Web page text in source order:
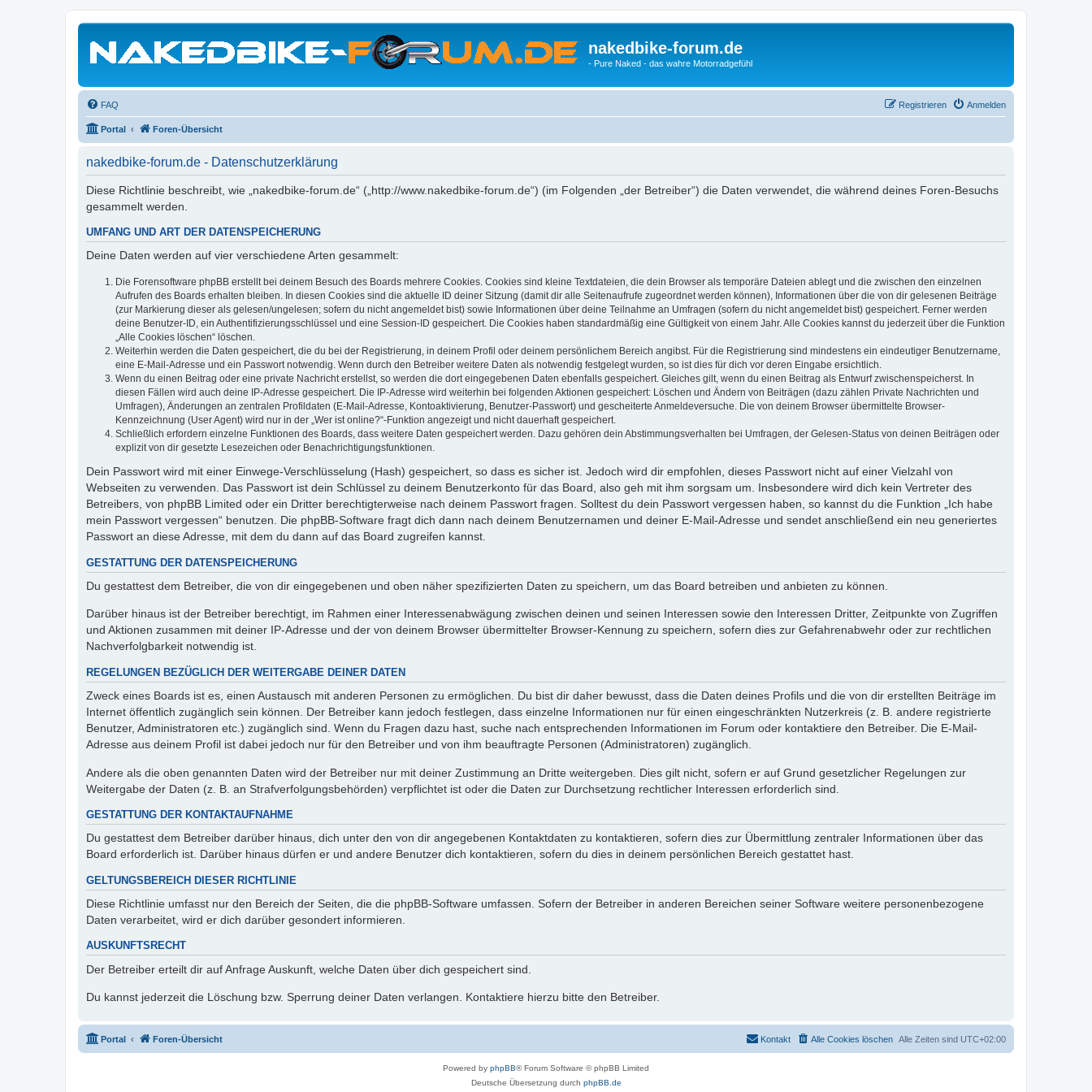
nakedbike-forum.de
- Pure Naked - das wahre Motorradgefühl
FAQ Anmelden
Registrieren
Portal Foren-Übersicht
nakedbike-forum.de - Datenschutzerklärung
Diese Richtlinie beschreibt, wie „nakedbike-forum.de“ („http://www.nakedbike-forum.de“) (im Folgenden „der Betreiber“) die Daten verwendet, die während deines Foren-Besuchs
gesammelt werden.
UMFANG UND ART DER DATENSPEICHERUNG
Deine Daten werden auf vier verschiedene Arten gesammelt:
Die Forensoftware phpBB erstellt bei deinem Besuch des Boards mehrere Cookies. Cookies sind kleine Textdateien, die dein Browser als temporäre Dateien ablegt und die zwischen den einzelnen
Aufrufen des Boards erhalten bleiben. In diesen Cookies sind die aktuelle ID deiner Sitzung (damit dir alle Seitenaufrufe zugeordnet werden können), Informationen über die von dir gelesenen Beiträge
(zur Markierung dieser als gelesen/ungelesen; sofern du nicht angemeldet bist) sowie Informationen über deine Teilnahme an Umfragen (sofern du nicht angemeldet bist) gespeichert. Ferner werden
deine Benutzer-ID, ein Authentifizierungsschlüssel und eine Session-ID gespeichert. Die Cookies haben standardmäßig eine Gültigkeit von einem Jahr. Alle Cookies kannst du jederzeit über die Funktion
„Alle Cookies löschen“ löschen.
Weiterhin werden die Daten gespeichert, die du bei der Registrierung, in deinem Profil oder deinem persönlichem Bereich angibst. Für die Registrierung sind mindestens ein eindeutiger Benutzername,
eine E-Mail-Adresse und ein Passwort notwendig. Wenn durch den Betreiber weitere Daten als notwendig festgelegt wurden, so ist dies für dich vor deren Eingabe ersichtlich.
Wenn du einen Beitrag oder eine private Nachricht erstellst, so werden die dort eingegebenen Daten ebenfalls gespeichert. Gleiches gilt, wenn du einen Beitrag als Entwurf zwischenspeicherst. In
diesen Fällen wird auch deine IP-Adresse gespeichert. Die IP-Adresse wird weiterhin bei folgenden Aktionen gespeichert: Löschen und Ändern von Beiträgen (dazu zählen Private Nachrichten und
Umfragen), Änderungen an zentralen Profildaten (E-Mail-Adresse, Kontoaktivierung, Benutzer-Passwort) und gescheiterte Anmeldeversuche. Die von deinem Browser übermittelte Browser-
Kennzeichnung (User Agent) wird nur in der „Wer ist online?“-Funktion angezeigt und nicht dauerhaft gespeichert.
Schließlich erfordern einzelne Funktionen des Boards, dass weitere Daten gespeichert werden. Dazu gehören dein Abstimmungsverhalten bei Umfragen, der Gelesen-Status von deinen Beiträgen oder
explizit von dir gesetzte Lesezeichen oder Benachrichtigungsfunktionen.
Dein Passwort wird mit einer Einwege-Verschlüsselung (Hash) gespeichert, so dass es sicher ist. Jedoch wird dir empfohlen, dieses Passwort nicht auf einer Vielzahl von
Webseiten zu verwenden. Das Passwort ist dein Schlüssel zu deinem Benutzerkonto für das Board, also geh mit ihm sorgsam um. Insbesondere wird dich kein Vertreter des
Betreibers, von phpBB Limited oder ein Dritter berechtigterweise nach deinem Passwort fragen. Solltest du dein Passwort vergessen haben, so kannst du die Funktion „Ich habe
mein Passwort vergessen“ benutzen. Die phpBB-Software fragt dich dann nach deinem Benutzernamen und deiner E-Mail-Adresse und sendet anschließend ein neu generiertes
Passwort an diese Adresse, mit dem du dann auf das Board zugreifen kannst.
GESTATTUNG DER DATENSPEICHERUNG
Du gestattest dem Betreiber, die von dir eingegebenen und oben näher spezifizierten Daten zu speichern, um das Board betreiben und anbieten zu können.
Darüber hinaus ist der Betreiber berechtigt, im Rahmen einer Interessenabwägung zwischen deinen und seinen Interessen sowie den Interessen Dritter, Zeitpunkte von Zugriffen
und Aktionen zusammen mit deiner IP-Adresse und der von deinem Browser übermittelter Browser-Kennung zu speichern, sofern dies zur Gefahrenabwehr oder zur rechtlichen
Nachverfolgbarkeit notwendig ist.
REGELUNGEN BEZÜGLICH DER WEITERGABE DEINER DATEN
Zweck eines Boards ist es, einen Austausch mit anderen Personen zu ermöglichen. Du bist dir daher bewusst, dass die Daten deines Profils und die von dir erstellten Beiträge im
Internet öffentlich zugänglich sein können. Der Betreiber kann jedoch festlegen, dass einzelne Informationen nur für einen eingeschränkten Nutzerkreis (z. B. andere registrierte
Benutzer, Administratoren etc.) zugänglich sind. Wenn du Fragen dazu hast, suche nach entsprechenden Informationen im Forum oder kontaktiere den Betreiber. Die E-Mail-
Adresse aus deinem Profil ist dabei jedoch nur für den Betreiber und von ihm beauftragte Personen (Administratoren) zugänglich.
Andere als die oben genannten Daten wird der Betreiber nur mit deiner Zustimmung an Dritte weitergeben. Dies gilt nicht, sofern er auf Grund gesetzlicher Regelungen zur
Weitergabe der Daten (z. B. an Strafverfolgungsbehörden) verpflichtet ist oder die Daten zur Durchsetzung rechtlicher Interessen erforderlich sind.
GESTATTUNG DER KONTAKTAUFNAHME
Du gestattest dem Betreiber darüber hinaus, dich unter den von dir angegebenen Kontaktdaten zu kontaktieren, sofern dies zur Übermittlung zentraler Informationen über das
Board erforderlich ist. Darüber hinaus dürfen er und andere Benutzer dich kontaktieren, sofern du dies in deinem persönlichen Bereich gestattet hast.
GELTUNGSBEREICH DIESER RICHTLINIE
Diese Richtlinie umfasst nur den Bereich der Seiten, die die phpBB-Software umfassen. Sofern der Betreiber in anderen Bereichen seiner Software weitere personenbezogene
Daten verarbeitet, wird er dich darüber gesondert informieren.
AUSKUNFTSRECHT
Der Betreiber erteilt dir auf Anfrage Auskunft, welche Daten über dich gespeichert sind.
Du kannst jederzeit die Löschung bzw. Sperrung deiner Daten verlangen. Kontaktiere hierzu bitte den Betreiber.
Portal Foren-Übersicht Alle Zeiten sind UTC+02:00
Alle Cookies löschen
Kontakt
Powered by phpBB® Forum Software © phpBB Limited
Deutsche Übersetzung durch phpBB.de